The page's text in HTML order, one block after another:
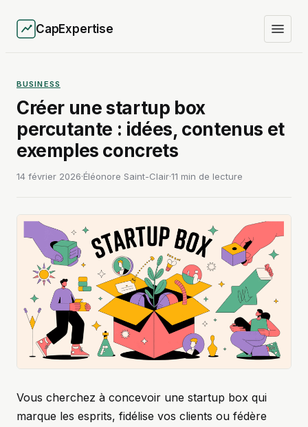
CapExpertise
BUSINESS
Créer une startup box
percutante : idées, contenus et
exemples concrets
14 février 2026·Éléonore Saint-Clair·11 min de lecture
Vous cherchez à concevoir une startup box qui
marque les esprits, fidélise vos clients ou fédère